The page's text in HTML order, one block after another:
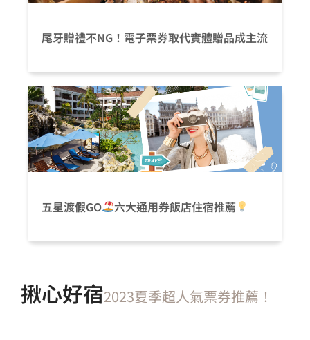
尾牙贈禮不NG！電子票券取代實體贈品成主流
五星渡假GO 六大通用券飯店住宿推薦
揪心好宿2023夏季超人氣票券推薦！